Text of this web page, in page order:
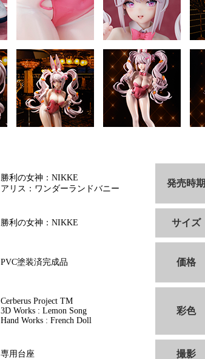
勝利の女神：NIKKE
アリス：ワンダーランドバニー
発売時期
勝利の女神：NIKKE サイズ
PVC塗装済完成品 価格
Cerberus Project TM
3D Works : Lemon Song
Hand Works : French Doll
彩色
専用台座 撮影